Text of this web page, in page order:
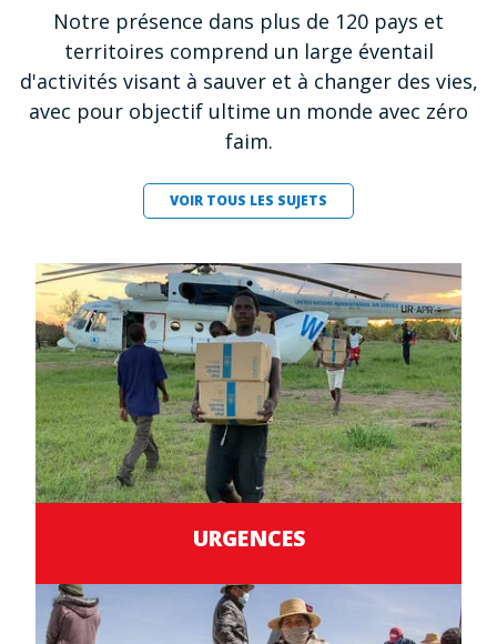
Notre présence dans plus de 120 pays et
territoires comprend un large éventail
d'activités visant à sauver et à changer des vies,
avec pour objectif ultime un monde avec zéro
faim.
VOIR TOUS LES SUJETS
URGENCES